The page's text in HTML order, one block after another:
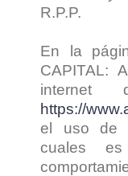
R.P.P.
En la
CAPITAL:
internet
https://
el uso de
cuales